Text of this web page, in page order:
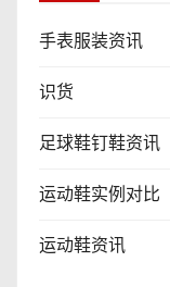
手表服装资讯
识货
足球鞋钉鞋资讯
运动鞋实例对比
运动鞋资讯